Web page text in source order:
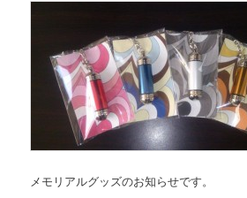
メモリアルグッズのお知らせです。